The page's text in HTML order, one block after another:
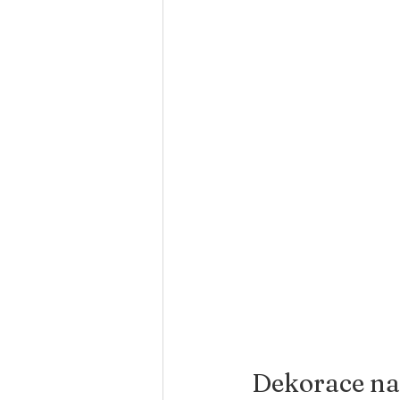
Dekorace